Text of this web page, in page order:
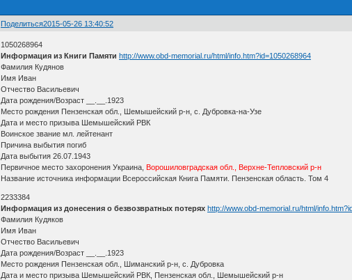
Поделиться2015-05-26 13:40:52
1050268964
Информация из Книги Памяти http://www.obd-memorial.ru/html/info.htm?id=1050268964
Фамилия Кудянов
Имя Иван
Отчество Васильевич
Дата рождения/Возраст __.__.1923
Место рождения Пензенская обл., Шемышейский р-н, с. Дубровка-на-Узе
Дата и место призыва Шемышейский РВК
Воинское звание мл. лейтенант
Причина выбытия погиб
Дата выбытия 26.07.1943
Первичное место захоронения Украина, Ворошиловградская обл., Верхне-Тепловский р-н
Название источника информации Всероссийская Книга Памяти. Пензенская область. Том 4
2233384
Информация из донесения о безвозвратных потерях http://www.obd-memorial.ru/html/
Фамилия Кудяков
Имя Иван
Отчество Васильевич
Дата рождения/Возраст __.__.1923
Место рождения Пензенская обл., Шиманский р-н, с. Дубровка
Дата и место призыва Шемышейский РВК, Пензенская обл., Шемышейский р-н